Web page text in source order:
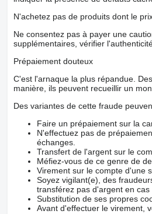
N'achetez pas de produits dont le
Ne consentez pas à payer une
supplémentaires, vérifier
Prépaiement douteux
C'est l'arnaque la plus répandue.
manière, ils peuvent recueillir un
Des variantes de cette fraude
Faire un prépaiement sur la
N'effectuez pas de
échanges.
Transfert de l'argent sur le
Méfiez-vous de ce genre de
Virement sur le compte d'une
Soyez vigilant(e), des
transférez pas d'argent en
Substitution de ses propres
Avant d'effectuer le virement,